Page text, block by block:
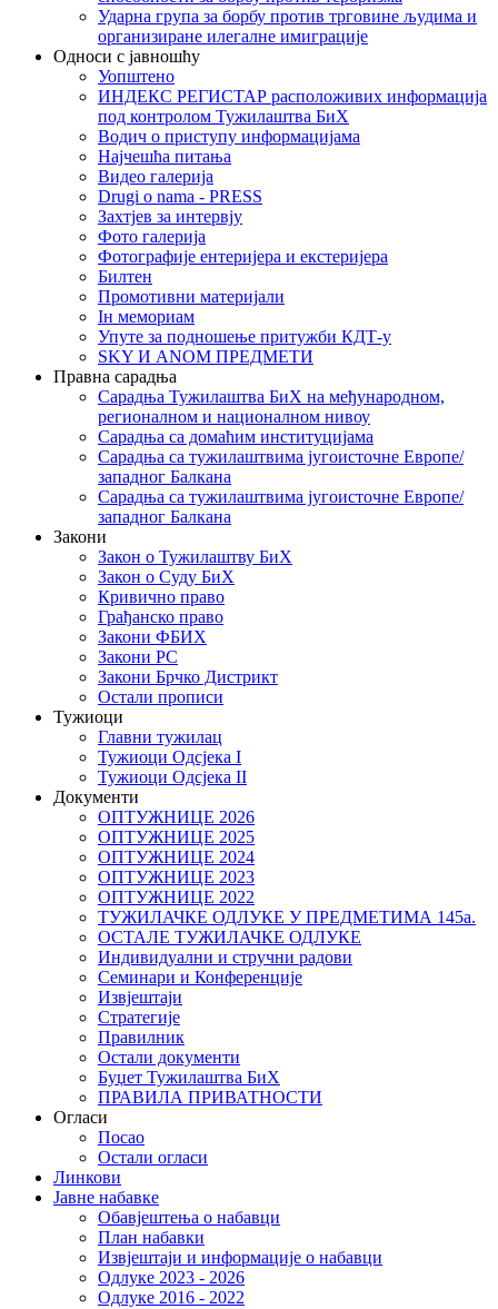
Ударна група за борбу против трговине људима и
организиране илегалне имиграције
Односи с јавношћу
Уопштено
ИНДЕКС РЕГИСТАР расположивих информација
под контролом Тужилаштва БиХ
Водич о приступу информацијама
Најчешћа питања
Видео галерија
Drugi o nama - PRESS
Захтјев за интервју
Фото галерија
Фотографије ентеријера и екстеријера
Билтен
Промотивни материјали
Iн мемориам
Упуте за подношење притужби КДТ-у
SKY И ANOM ПРЕДМЕТИ
Правна сарадња
Сарадња Тужилаштва БиХ на међународном,
регионалном и националном нивоу
Сарадња са домаћим институцијама
Сарадња са тужилаштвима југоисточне Европе/
западног Балкана
Сарадња са тужилаштвима југоисточне Европе/
западног Балкана
Закони
Закон о Тужилаштву БиХ
Закон о Суду БиХ
Кривично право
Грађанско право
Закони ФБИХ
Закони РС
Закони Брчко Дистрикт
Остали прописи
Тужиоци
Главни тужилац
Тужиоци Oдсјекa I
Тужиоци Oдсјекa II
Документи
ОПТУЖНИЦЕ 2026
ОПТУЖНИЦЕ 2025
ОПТУЖНИЦЕ 2024
ОПТУЖНИЦЕ 2023
ОПТУЖНИЦЕ 2022
ТУЖИЛАЧКЕ ОДЛУКЕ У ПРЕДМЕТИМА 145а.
ОСТАЛЕ ТУЖИЛАЧКЕ ОДЛУКЕ
Индивидуални и стручни радови
Семинари и Конференције
Извјештаји
Стратегије
Правилник
Остали документи
Буџет Тужилаштва БиХ
ПРАВИЛА ПРИВАТНОСТИ
Огласи
Посао
Остали огласи
Линкови
Јавне набавке
Обавјештења о набавци
План набавки
Извјештаји и информације о набавци
Одлуке 2023 - 2026
Одлуке 2016 - 2022